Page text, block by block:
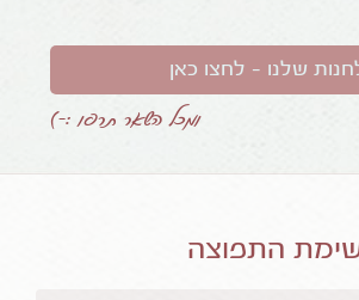
שלנו – לחצו כאן
ומכל השאר תרפו :-)
התפוצה